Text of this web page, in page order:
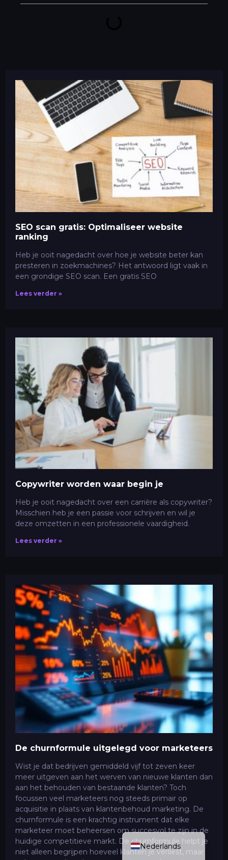
SEO scan gratis: Optimaliseer website
ranking
Heb je ooit nagedacht over hoe je website beter kan
presteren in zoekmachines? Het antwoord ligt vaak in
een grondige SEO scan. Een gratis SEO
Lees verder »
Copywriter worden waar begin je
Heb je ooit nagedacht over een carrière als copywriter?
Misschien heb je een passie voor schrijven en wil je
deze omzetten in een professionele vaardigheid.
Lees verder »
De churnformule uitgelegd voor marketeers
Wist je dat bedrijven gemiddeld vijf tot zeven keer
meer uitgeven aan het werven van nieuwe klanten dan
aan het behouden van bestaande klanten? Toch
focussen veel marketeers nog steeds primair op
acquisitie in plaats van klantenbehoud marketing. De
churnformule is een krachtig instrument dat elke
marketeer moet beheersen om succesvol te zijn in de
huidige competitieve markt. De churnformule helpt je
niet alleen begrijpen hoeveel klanten je verliest, maar
Nederlands
ENGLISH (UK)
ESPAÑOL
DEUTSCH
FRANÇAIS
ITALIANO